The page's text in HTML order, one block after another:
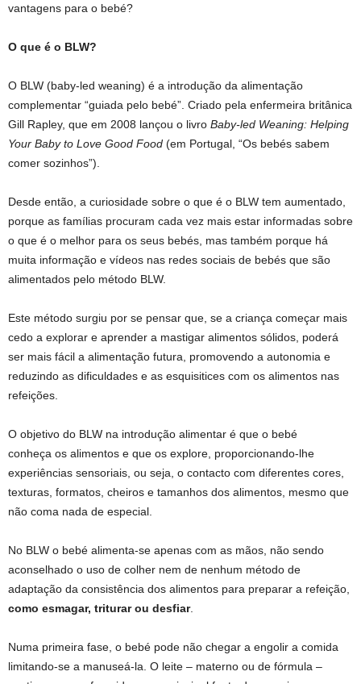
vantagens para o bebé?
O que é o BLW?
O BLW (baby-led weaning) é a introdução da alimentação
complementar “guiada pelo bebé”. Criado pela enfermeira britânica
Gill Rapley, que em 2008 lançou o livro Baby-led Weaning: Helping
Your Baby to Love Good Food (em Portugal, “Os bebés sabem
comer sozinhos”).
Desde então, a curiosidade sobre o que é o BLW tem aumentado,
porque as famílias procuram cada vez mais estar informadas sobre
o que é o melhor para os seus bebés, mas também porque há
muita informação e vídeos nas redes sociais de bebés que são
alimentados pelo método BLW.
Este método surgiu por se pensar que, se a criança começar mais
cedo a explorar e aprender a mastigar alimentos sólidos, poderá
ser mais fácil a alimentação futura, promovendo a autonomia e
reduzindo as dificuldades e as esquisitices com os alimentos nas
refeições.
O objetivo do BLW na introdução alimentar é que o bebé
conheça os alimentos e que os explore, proporcionando-lhe
experiências sensoriais, ou seja, o contacto com diferentes cores,
texturas, formatos, cheiros e tamanhos dos alimentos, mesmo que
não coma nada de especial.
No BLW o bebé alimenta-se apenas com as mãos, não sendo
aconselhado o uso de colher nem de nenhum método de
adaptação da consistência dos alimentos para preparar a refeição,
como esmagar, triturar ou desfiar.
Numa primeira fase, o bebé pode não chegar a engolir a comida
limitando-se a manuseá-la. O leite – materno ou de fórmula –